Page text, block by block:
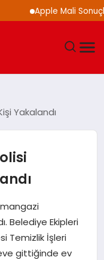
Apple Mali
Yakalandı
Belediye Ekipleri
Temizlik İşleri
gittiğinde ev